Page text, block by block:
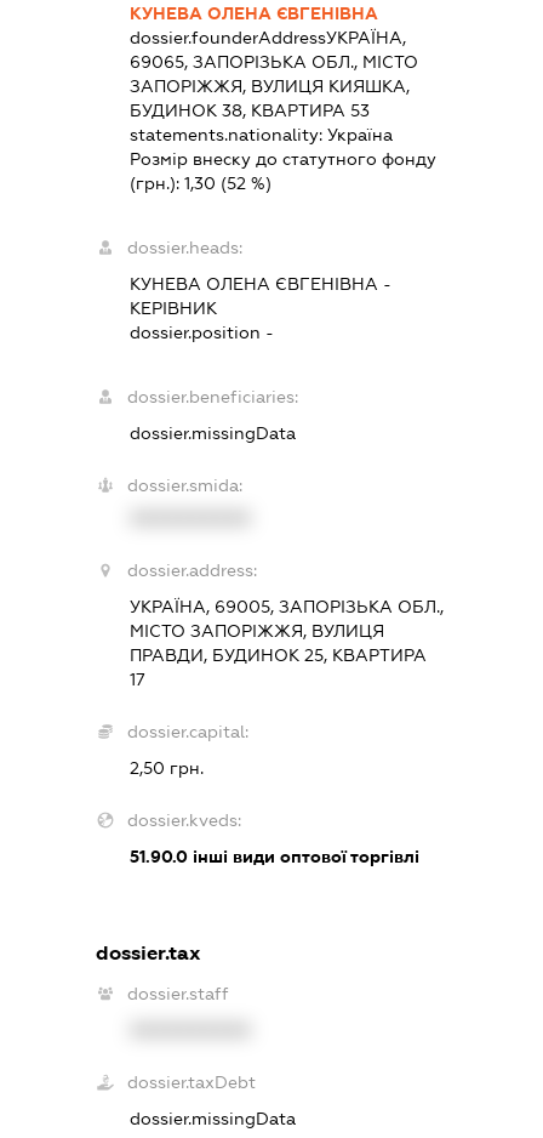
КУНЕВА ОЛЕНА ЄВГЕНІВНА
dossier.founderAddressУКРАЇНА,
69065, ЗАПОРІЗЬКА ОБЛ., МІСТО
ЗАПОРІЖЖЯ, ВУЛИЦЯ КИЯШКА,
БУДИНОК 38, КВАРТИРА 53
statements.nationality:Україна
Розмір внеску до статутного фонду
(грн.):1,30 (52 %)
dossier.heads:
КУНЕВА ОЛЕНА ЄВГЕНІВНА -
КЕРІВНИК
dossier.position -
dossier.beneficiaries:
dossier.missingData
dossier.smida:
dossier.address:
УКРАЇНА, 69005, ЗАПОРІЗЬКА ОБЛ.,
МІСТО ЗАПОРІЖЖЯ, ВУЛИЦЯ
ПРАВДИ, БУДИНОК 25, КВАРТИРА
17
dossier.capital:
2,50 грн.
dossier.kveds:
51.90.0 інші види оптової торгівлі
dossier.tax
dossier.staff
dossier.taxDebt
dossier.missingData